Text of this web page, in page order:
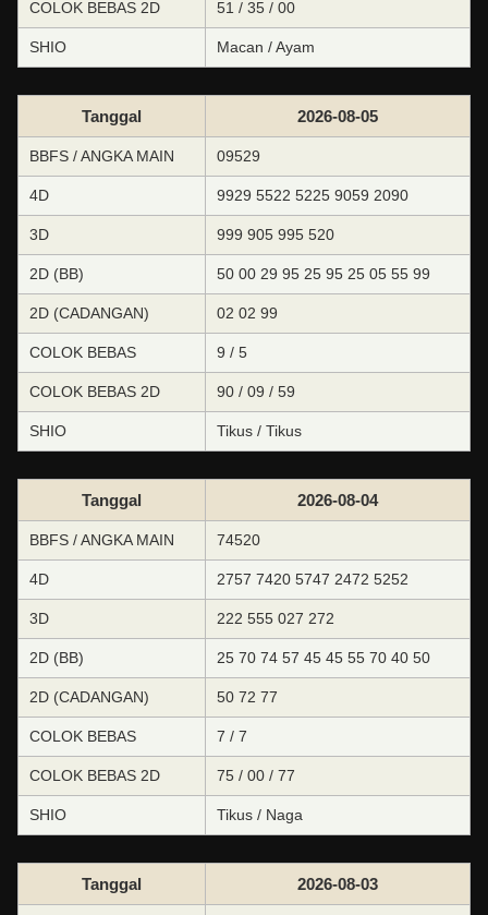
COLOK BEBAS 2D 51 / 35 / 00
SHIO Macan / Ayam
Tanggal 2026-08-05
BBFS / ANGKA MAIN 09529
4D 9929 5522 5225 9059 2090
3D 999 905 995 520
2D (BB) 50 00 29 95 25 95 25 05 55 99
2D (CADANGAN) 02 02 99
COLOK BEBAS 9 / 5
COLOK BEBAS 2D 90 / 09 / 59
SHIO Tikus / Tikus
Tanggal 2026-08-04
BBFS / ANGKA MAIN 74520
4D 2757 7420 5747 2472 5252
3D 222 555 027 272
2D (BB) 25 70 74 57 45 45 55 70 40 50
2D (CADANGAN) 50 72 77
COLOK BEBAS 7 / 7
COLOK BEBAS 2D 75 / 00 / 77
SHIO Tikus / Naga
Tanggal 2026-08-03